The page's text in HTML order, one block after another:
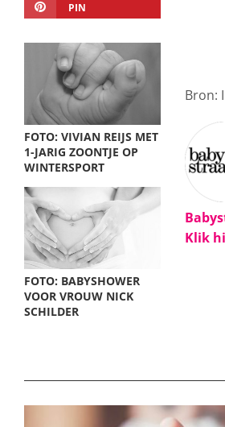
PIN
FOTO: VIVIAN REIJS MET
1-JARIG ZOONTJE OP
WINTERSPORT
FOTO: BABYSHOWER
VOOR VROUW NICK
SCHILDER
Bron:
Klik